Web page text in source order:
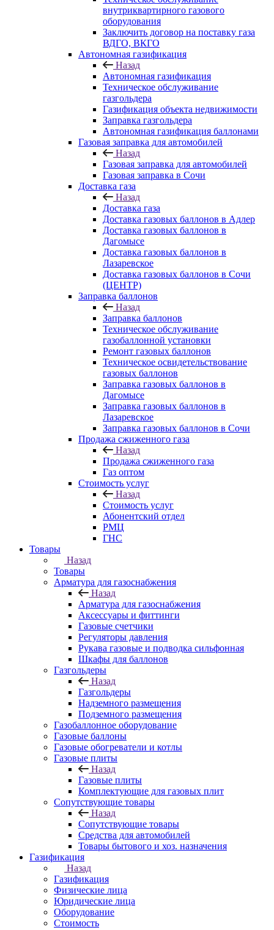
внутриквартирного газового
оборудования
Заключить договор на поставку газа
ВДГО, ВКГО
Автономная газификация
Назад
Автономная газификация
Техническое обслуживание
газгольдера
Газификация объекта недвижимости
Заправка газгольдера
Автономная газификация баллонами
Газовая заправка для автомобилей
Назад
Газовая заправка для автомобилей
Газовая заправка в Сочи
Доставка газа
Назад
Доставка газа
Доставка газовых баллонов в Адлер
Доставка газовых баллонов в
Дагомысе
Доставка газовых баллонов в
Лазаревское
Доставка газовых баллонов в Сочи
(ЦЕНТР)
Заправка баллонов
Назад
Заправка баллонов
Техническое обслуживание
газобаллонной установки
Pемонт газовых баллонов
Техническое освидетельствование
газовых баллонов
Заправка газовых баллонов в
Дагомысе
Заправка газовых баллонов в
Лазаревское
Заправка газовых баллонов в Сочи
Продажа сжиженного газа
Назад
Продажа сжиженного газа
Газ оптом
Стоимость услуг
Назад
Стоимость услуг
Абонентский отдел
РМЦ
ГНС
Товары
Назад
Товары
Арматура для газоснабжения
Назад
Арматура для газоснабжения
Аксессуары и фиттинги
Газовые счетчики
Регуляторы давления
Рукава газовые и подводка сильфонная
Шкафы для баллонов
Газгольдеры
Назад
Газгольдеры
Надземного размещения
Подземного размещения
Газобаллонное оборудование
Газовые баллоны
Газовые обогреватели и котлы
Газовые плиты
Назад
Газовые плиты
Комплектующие для газовых плит
Сопутствующие товары
Назад
Сопутствующие товары
Средства для автомобилей
Товары бытового и хоз. назначения
Газификация
Назад
Газификация
Физические лица
Юридические лица
Оборудование
Стоимость